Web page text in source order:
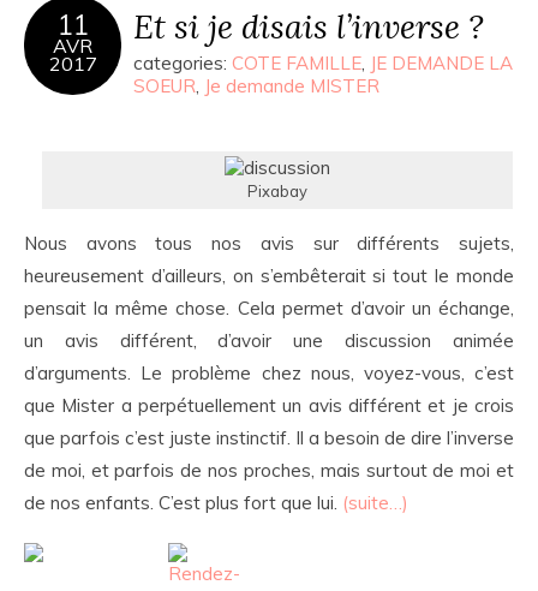
11
AVR
2017
Et si je disais l’inverse ?
categories: COTE FAMILLE, JE DEMANDE LA
SOEUR, Je demande MISTER
Pixabay
Nous avons tous nos avis sur différents sujets,
heureusement d’ailleurs, on s’embêterait si tout le monde
pensait la même chose. Cela permet d’avoir un échange,
un avis différent, d’avoir une discussion animée
d’arguments. Le problème chez nous, voyez-vous, c’est
que Mister a perpétuellement un avis différent et je crois
que parfois c’est juste instinctif. Il a besoin de dire l’inverse
de moi, et parfois de nos proches, mais surtout de moi et
de nos enfants. C’est plus fort que lui. (suite…)